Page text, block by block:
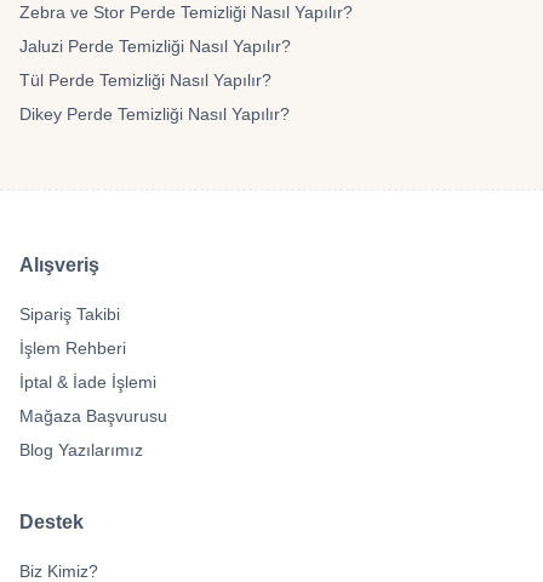
Zebra ve Stor Perde Temizliği Nasıl Yapılır?
Jaluzi Perde Temizliği Nasıl Yapılır?
Tül Perde Temizliği Nasıl Yapılır?
Dikey Perde Temizliği Nasıl Yapılır?
Alışveriş
Sipariş Takibi
İşlem Rehberi
İptal & İade İşlemi
Mağaza Başvurusu
Blog Yazılarımız
Destek
Biz Kimiz?